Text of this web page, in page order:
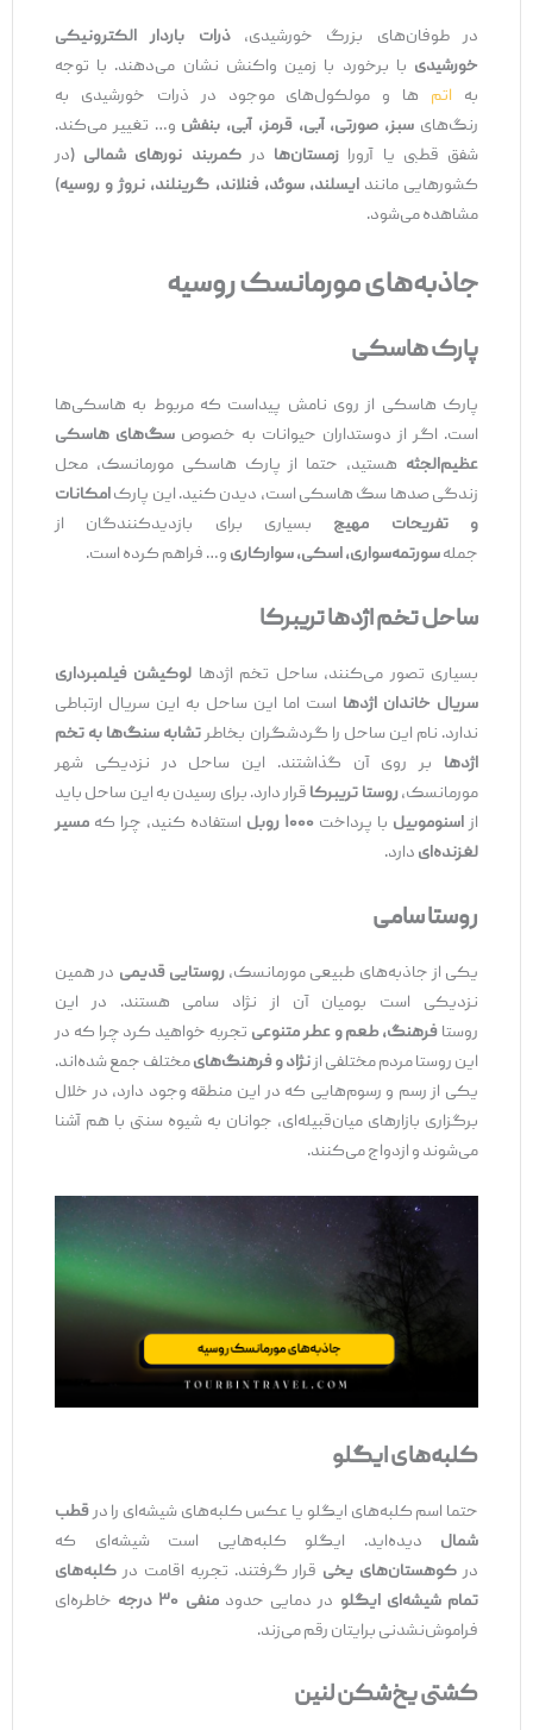
در طوفان‌های بزرگ خورشیدی، ذرات باردار الکترونیکی
خورشیدیبا برخورد با زمین واکنش نشان می‌دهند. با توجه
بهاتم‌ها و مولکول‌های موجود در ذرات خورشیدی به
رنگ‌هایسبز، صورتی، آبی، قرمز، آبی، بنفشو… تغییر می‌کند.
شفق قطبی یا آرورازمستان‌هادرکمربند نورهای شمالی(در
کشورهایی مانندایسلند، سوئد، فنلاند، گرینلند، نروژ و روسیه)
مشاهده می‌شود.
جاذبه‌های مورمانسک روسیه
پارک هاسکی
پارک هاسکی از روی نامش پیداست که مربوط به هاسکی‌ها
است. اگر از دوستداران حیوانات به خصوصسگ‌های هاسکی
عظیم‌الجثههستید، حتما از پارک هاسکی مورمانسک، محل
زندگی صدها سگ هاسکی است، دیدن کنید. این پارکامکانات
و تفریحات مهیجبسیاری برای بازدیدکنندگان از
جملهسورتمه‌سواری، اسکی، سوارکاریو… فراهم کرده است.
ساحل تخم اژدها تریبرکا
بسیاری تصور می‌کنند، ساحل تخم اژدهالوکیشن فیلمبرداری
سریال خاندان اژدهااست اما این ساحل به این سریال ارتباطی
ندارد. نام این ساحل را گردشگران بخاطرتشابه سنگ‌ها به تخم
اژدهابر روی آن گذاشتند. این ساحل در نزدیکی شهر
مورمانسک،روستا تریبرکاقرار دارد. برای رسیدن به این ساحل باید
اسنوموبیلبا پرداخت۱۰۰۰ روبل استفاده کنید، چرا کهمسیر
لغزنده‌ایدارد.
روستا سامی
یکی از جاذبه‌های طبیعی مورمانسک،روستایی قدیمیدر همین
نزدیکی است بومیان آن از نژاد سامی هستند. در این
روستافرهنگ، طعم و عطر متنوعیتجربه خواهید کرد چرا که در
این روستا مردم مختلفی از نژاد و فرهنگ‌هایمختلف جمع شده‌اند.
یکی از رسم و رسوم‌هایی که در این منطقه وجود دارد، در خلال
برگزاری بازارهای میان‌قبیله‌ای، جوانان به شیوه سنتی با هم آشنا
می‌شوند و ازدواج می‌کنند.
کلبه‌های ایگلو
حتما اسم کلبه‌های ایگلو یا عکس کلبه‌های شیشه‌ای را درقطب
شمالدیده‌اید. ایگلو کلبه‌هایی است شیشه‌ای که
درکوهستان‌های یخیقرار گرفتند. تجربه اقامت درکلبه‌های
تمام شیشه‌ای ایگلودر دمایی حدودمنفی ۳۰ درجه
خاطره‌ای
فراموش‌نشدنی برایتان رقم می‌زند.
کشتی یخ‌شکن لنین